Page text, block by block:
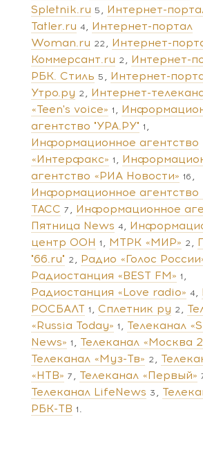
Spletnik.ru 5
Интернет-
Tatler.ru 4
Интернет-портал
Woman.ru 22
Интернет-
Коммерсант.ru 2
Интернет-
РБК. Стиль 5
Интернет-
Утро.ру 2
Интернет-
«Teen's voice» 1
агентство "УРА.РУ" 1
Информационное агентство
«Интерфакс» 1
агентство «РИА Новости» 16
Информационное агентство
ТАСС 7
Информационное
Пятница News 4
центр ООН 1 МТРК «МИР» 2
"66.ru" 2 Радио «Голос
Радиостанция «BEST FM» 1
Радиостанция «Love radio» 4
РОСБАЛТ 1 Сплетник ру 2
«Russia Today» 1
Телеканал
News» 1 Телеканал «Москва
Телеканал «Муз-Тв» 2
«НТВ» 7 Телеканал «Первый»
Телеканал LifeNews 3
РБК-ТВ 1